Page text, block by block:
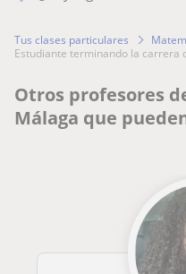
Tus clases particulares
estudiante terminando la carrera
Otros profesores
Málaga que